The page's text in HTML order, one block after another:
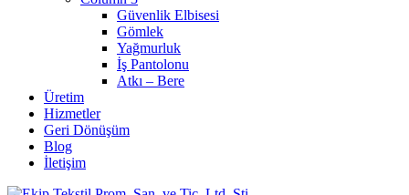
Güvenlik Elbisesi
Gömlek
Yağmurluk
İş Pantolonu
Atkı – Bere
Üretim
Hizmetler
Geri Dönüşüm
Blog
İletişim